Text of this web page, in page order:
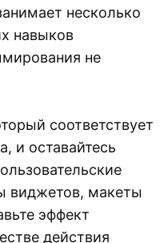
несколько
навыков
не
соответствует
и оставайтесь
виджетов, макеты
эффект
действия